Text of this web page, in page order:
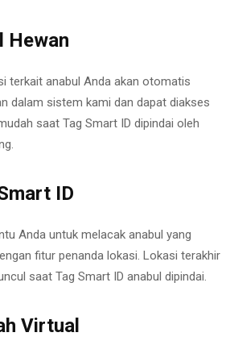
Hewan
terkait anabul Anda akan otomatis
dalam sistem kami dan dapat diakses
saat Tag Smart ID dipindai oleh
ID
Anda untuk melacak anabul yang
fitur penanda lokasi. Lokasi terakhir
saat Tag Smart ID anabul dipindai.
Virtual